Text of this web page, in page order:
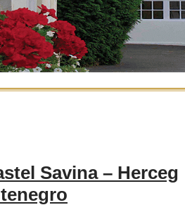
Savina – Herceg